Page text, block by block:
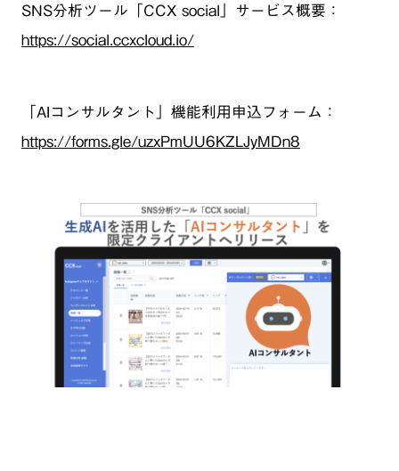
SNS分析ツール「CCX social」サービス概要：
https://social.ccxcloud.io/
「AIコンサルタント」機能利用申込フォーム：
https://forms.gle/uzxPmUU6KZLJyMDn8